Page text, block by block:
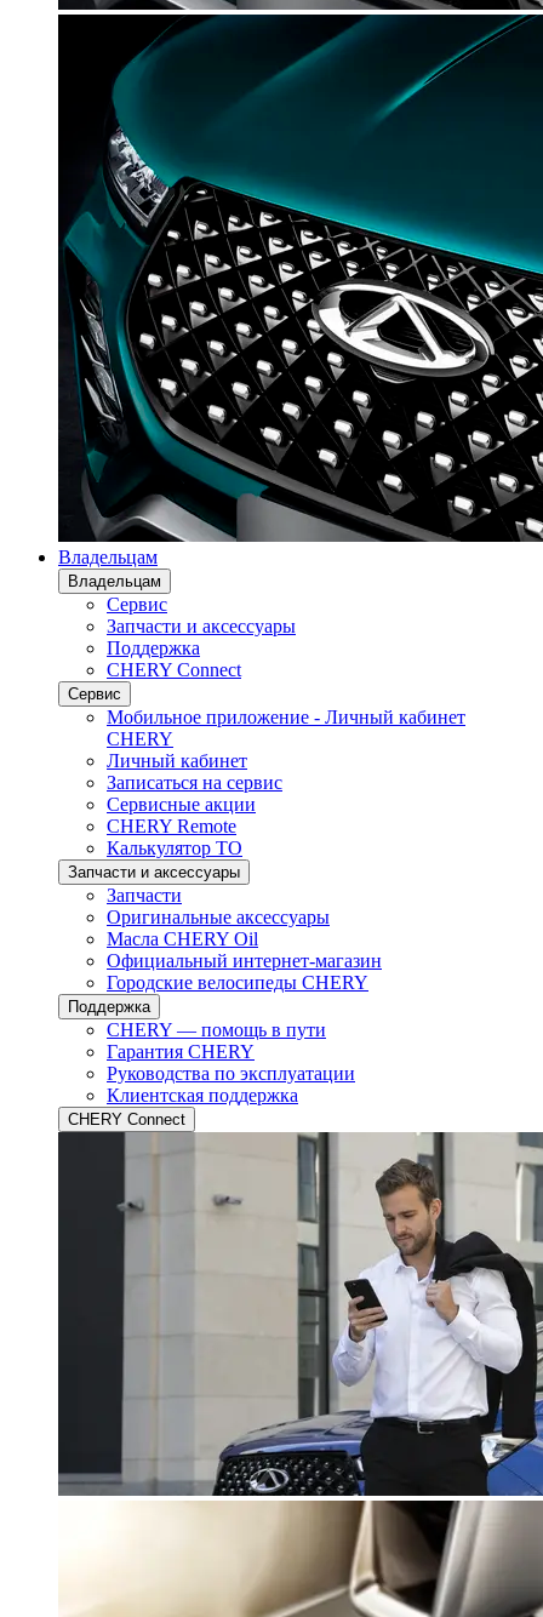
Владельцам
Владельцам
Сервис
Запчасти и аксессуары
Поддержка
CHERY Connect
Сервис
Мобильное приложение - Личный кабинет
CHERY
Личный кабинет
Записаться на сервис
Сервисные акции
CHERY Remote
Калькулятор ТО
Запчасти и аксессуары
Запчасти
Оригинальные аксессуары
Масла CHERY Oil
Официальный интернет-магазин
Городские велосипеды CHERY
Поддержка
CHERY — помощь в пути
Гарантия CHERY
Руководства по эксплуатации
Клиентская поддержка
CHERY Connect